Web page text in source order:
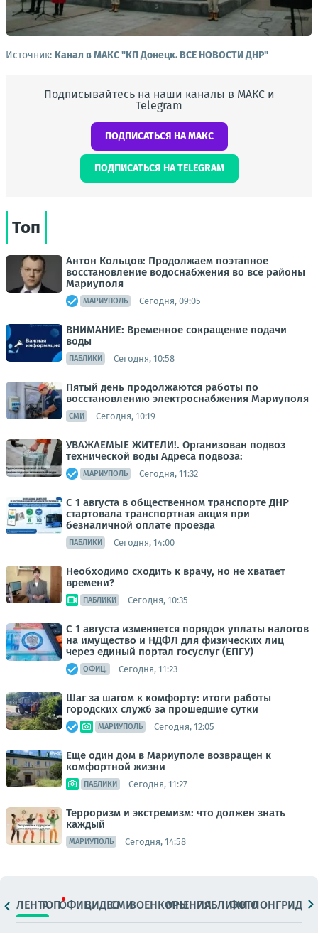
Источник: Канал в МАКС "КП Донeцк. ВСЕ НОВОСТИ ДНР"
Подписывайтесь на наши каналы в МАКС и
Telegram
ПОДПИСАТЬСЯ НА МАКС
ПОДПИСАТЬСЯ НА TELEGRAM
Топ
Антон Кольцов: Продолжаем поэтапное
восстановление водоснабжения во все районы
Мариуполя
МАРИУПОЛЬ Сегодня, 09:05
ВНИМАНИЕ: Временное сокращение подачи
воды
ПАБЛИКИ Сегодня, 10:58
Пятый день продолжаются работы по
восстановлению электроснабжения Мариуполя
СМИ Сегодня, 10:19
УВАЖАЕМЫЕ ЖИТЕЛИ!. Организован подвоз
технической воды Адреса подвоза:
МАРИУПОЛЬ Сегодня, 11:32
С 1 августа в общественном транспорте ДНР
стартовала транспортная акция при
безналичной оплате проезда
ПАБЛИКИ Сегодня, 14:00
Необходимо сходить к врачу, но не хватает
времени?
ПАБЛИКИ Сегодня, 10:35
С 1 августа изменяется порядок уплаты налогов
на имущество и НДФЛ для физических лиц
через единый портал госуслуг (ЕПГУ)
ОФИЦ. Сегодня, 11:23
Шаг за шагом к комфорту: итоги работы
городских служб за прошедшие сутки
МАРИУПОЛЬ Сегодня, 12:05
Еще один дом в Мариуполе возвращен к
комфортной жизни
ПАБЛИКИ Сегодня, 11:27
Терроризм и экстремизм: что должен знать
каждый
МАРИУПОЛЬ Сегодня, 14:58
ЛЕНТАТОПОФИЦ.ВИДЕОСМИВОЕНКОРЫМНЕНИЯПАБЛИКИ
ФОТОЛОНГРИДЫ